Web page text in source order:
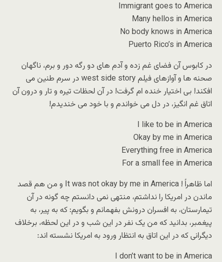
Immigrant goes to America
Many hellos in America
No body knows in America
Puerto Rico’s in America
در کابوس آن فضای غم زده و آدم های دو رگه دور و برم، ناگهان
صحنه ها و آوازهای فیلم west side story در سرم طنین می
افکند! بی اختیار خنده ام گرفت! در آن لحظات تیره و تار و درون آن
اتاق غم انگیز، در دل می خواندم و با خود می خندیدم!
I like to be in America
Okay by me in America
Everything free in America
For a small fee in America
اما ظاهراً ! It was not okay by me in America و من هم قصد
ماندن در امریکا را نداشتم، منتهی نمی دانستم چه گونه در آن
تیمارستان، به افسران درونش بفهمانم و بگویم: که به پیر، به
پیغمبر، بدانید که من یک نفر در این شب و در این لحظه، برخلاف
دیگرانی که در این اتاق به انتظار ورود به امریکا نشسته اند:
I don’t want to be in America